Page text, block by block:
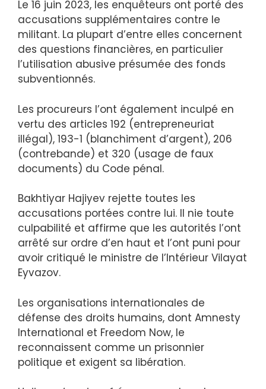
Le 16 juin 2023, les enquêteurs ont porté des
accusations supplémentaires contre le
militant. La plupart d’entre elles concernent
des questions financières, en particulier
l’utilisation abusive présumée des fonds
subventionnés.
Les procureurs l’ont également inculpé en
vertu des articles 192 (entrepreneuriat
illégal), 193-1 (blanchiment d’argent), 206
(contrebande) et 320 (usage de faux
documents) du Code pénal.
Bakhtiyar Hajiyev rejette toutes les
accusations portées contre lui. Il nie toute
culpabilité et affirme que les autorités l’ont
arrêté sur ordre d’en haut et l’ont puni pour
avoir critiqué le ministre de l’Intérieur Vilayat
Eyvazov.
Les organisations internationales de
défense des droits humains, dont Amnesty
International et Freedom Now, le
reconnaissent comme un prisonnier
politique et exigent sa libération.